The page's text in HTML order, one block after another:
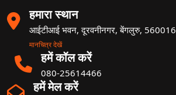
हमारा स्थान
आईटीआई भवन, दूरवनीनगर, बेंगलुरु, 560016
मानचित्र देखें
हमें कॉल करें
080-25614466
हमें मेल करें